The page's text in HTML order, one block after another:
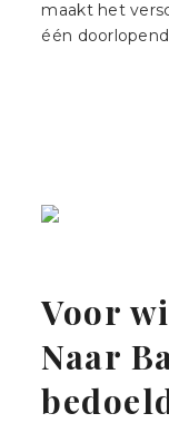
maakt het
één
Voor
Naar